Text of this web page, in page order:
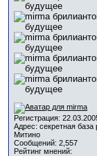
Регистрация:
Адрес: секретная база
Митино
Сообщений: 2,557
Рейтинг мнений: